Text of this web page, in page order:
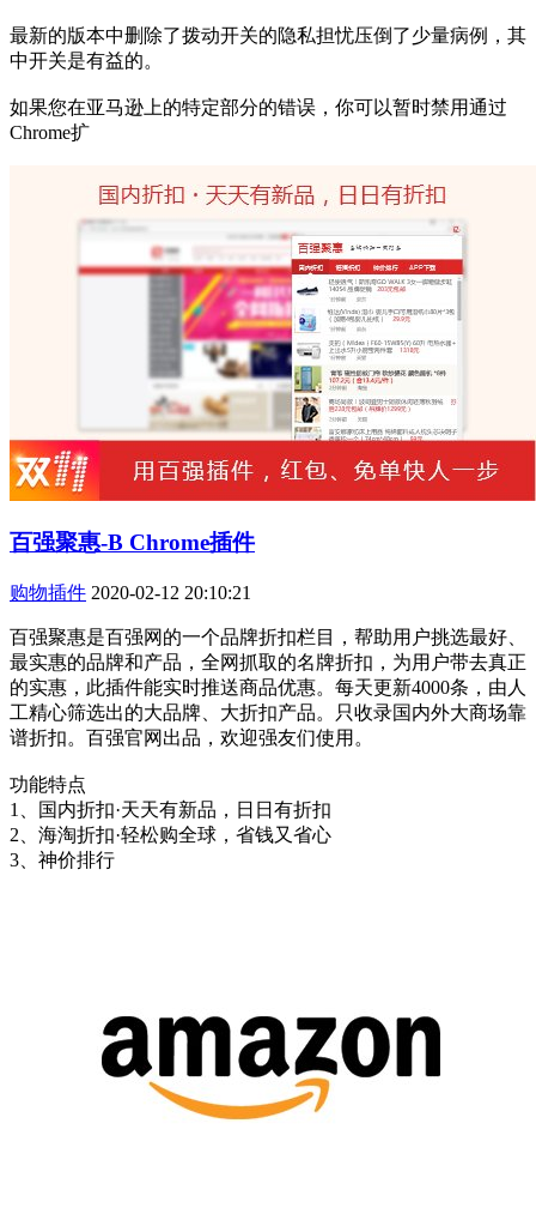
最新的版本中删除了拨动开关的隐私担忧压倒了少量病例，其
中开关是有益的。
如果您在亚马逊上的特定部分的错误，你可以暂时禁用通过
Chrome扩
百强聚惠-B Chrome插件
购物插件 2020-02-12 20:10:21
百强聚惠是百强网的一个品牌折扣栏目，帮助用户挑选最好、
最实惠的品牌和产品，全网抓取的名牌折扣，为用户带去真正
的实惠，此插件能实时推送商品优惠。每天更新4000条，由人
工精心筛选出的大品牌、大折扣产品。只收录国内外大商场靠
谱折扣。百强官网出品，欢迎强友们使用。
功能特点
1、国内折扣·天天有新品，日日有折扣
2、海淘折扣·轻松购全球，省钱又省心
3、神价排行